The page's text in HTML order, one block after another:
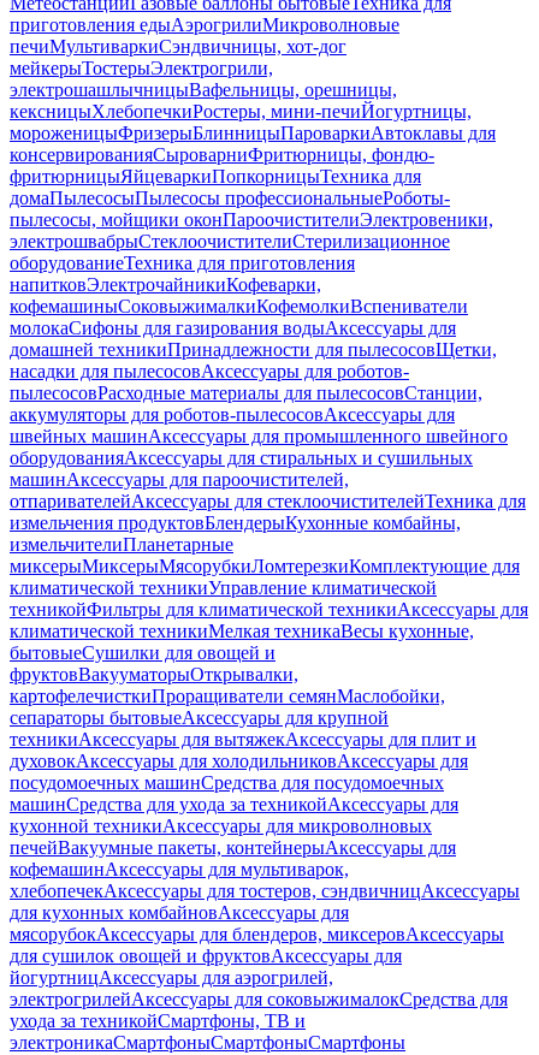
приготовления едыАэрогрилиМикроволновые
печиМультиваркиСэндвичницы, хот-дог
мейкерыТостерыЭлектрогрили,
электрошашлычницыВафельницы, орешницы,
кексницыХлебопечкиРостеры, мини-печиЙогуртницы,
мороженицыФризерыБлинницыПароваркиАвтоклавы для
консервированияСыроварниФритюрницы, фондю-
фритюрницыЯйцеваркиПопкорницыТехника для
домаПылесосыПылесосы профессиональныеРоботы-
пылесосы, мойщики оконПароочистителиЭлектровеники,
электрошвабрыСтеклоочистителиСтерилизационное
оборудованиеТехника для приготовления
напитковЭлектрочайникиКофеварки,
кофемашиныСоковыжималкиКофемолкиВспениватели
молокаСифоны для газирования водыАксессуары для
домашней техникиПринадлежности для пылесосовЩетки,
насадки для пылесосовАксессуары для роботов-
пылесосовРасходные материалы для пылесосовСтанции,
аккумуляторы для роботов-пылесосовАксессуары для
швейных машинАксессуары для промышленного швейного
оборудованияАксессуары для стиральных и сушильных
машинАксессуары для пароочистителей,
отпаривателейАксессуары для стеклоочистителейТехника для
измельчения продуктовБлендерыКухонные комбайны,
измельчителиПланетарные
миксерыМиксерыМясорубкиЛомтерезкиКомплектующие для
климатической техникиУправление климатической
техникойФильтры для климатической техникиАксессуары для
климатической техникиМелкая техникаВесы кухонные,
бытовыеСушилки для овощей и
фруктовВакууматорыОткрывалки,
картофелечисткиПроращиватели семянМаслобойки,
сепараторы бытовыеАксессуары для крупной
техникиАксессуары для вытяжекАксессуары для плит и
духовокАксессуары для холодильниковАксессуары для
посудомоечных машинСредства для посудомоечных
машинСредства для ухода за техникойАксессуары для
кухонной техникиАксессуары для микроволновых
печейВакуумные пакеты, контейнерыАксессуары для
кофемашинАксессуары для мультиварок,
хлебопечекАксессуары для тостеров, сэндвичницАксессуары
для кухонных комбайновАксессуары для
мясорубокАксессуары для блендеров, миксеровАксессуары
для сушилок овощей и фруктовАксессуары для
йогуртницАксессуары для аэрогрилей,
электрогрилейАксессуары для соковыжималокСредства для
ухода за техникойСмартфоны, ТВ и
электроникаСмартфоныСмартфоныСмартфоны